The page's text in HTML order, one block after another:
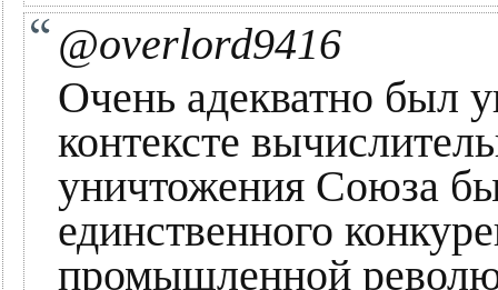
@overlord9416
Очень адекватно был
контексте
уничтожения Союза
единственного
промышленной